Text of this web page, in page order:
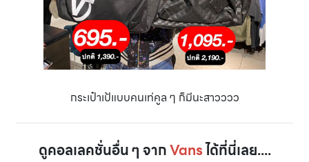
กระเป๋าเป้แบบคนเท่คูล ๆ ก็มีนะสาวววว
ดูคอลเลคชั่นอื่น ๆ จากVansได้ที่นี่เลย....